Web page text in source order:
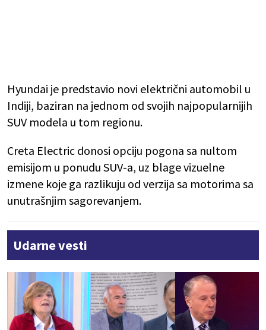
Hyundai je predstavio novi električni automobil u
Indiji, baziran na jednom od svojih najpopularnijih
SUV modela u tom regionu.
Creta Electric donosi opciju pogona sa nultom
emisijom u ponudu SUV-a, uz blage vizuelne
izmene koje ga razlikuju od verzija sa motorima sa
unutrašnjim sagorevanjem.
Udarne vesti